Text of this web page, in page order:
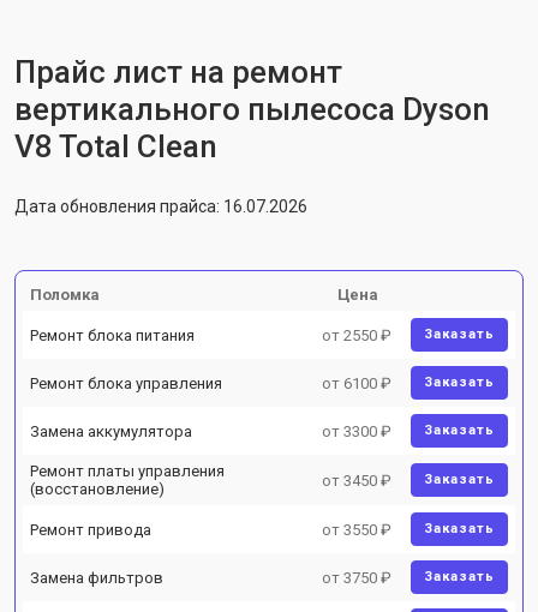
Прайс лист на ремонт
вертикального пылесоса Dyson
V8 Total Clean
Дата обновления прайса: 16.07.2026
Поломка Цена
Ремонт блока питания от 2550 ₽ Заказать
Ремонт блока управления от 6100 ₽ Заказать
Замена аккумулятора от 3300 ₽ Заказать
Ремонт платы управления
(восстановление)
от 3450 ₽ Заказать
Ремонт привода от 3550 ₽ Заказать
Замена фильтров от 3750 ₽ Заказать